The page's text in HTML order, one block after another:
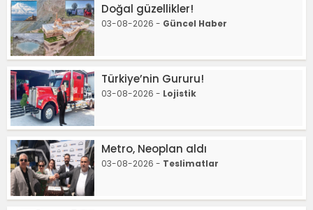
Doğal güzellikler!
03-08-2026 - Güncel Haber
Türkiye’nin Gururu!
03-08-2026 - Lojistik
Metro, Neoplan aldı
03-08-2026 - Teslimatlar